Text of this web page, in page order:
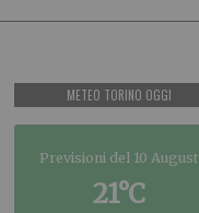
METEO TORINO OGGI
Previsioni del 10 August
21°C